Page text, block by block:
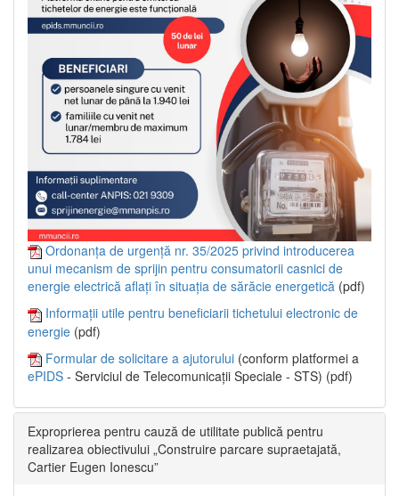
Ordonanța de urgență nr. 35/2025 privind introducerea
unui mecanism de sprijin pentru consumatorii casnici de
energie electrică aflați în situația de sărăcie energetică (pdf)
Informații utile pentru beneficiarii tichetului electronic de
energie (pdf)
Formular de solicitare a ajutorului (conform platformei a
ePIDS - Serviciul de Telecomunicații Speciale - STS) (pdf)
Exproprierea pentru cauză de utilitate publică pentru
realizarea obiectivului „Construire parcare supraetajată,
Cartier Eugen Ionescu”